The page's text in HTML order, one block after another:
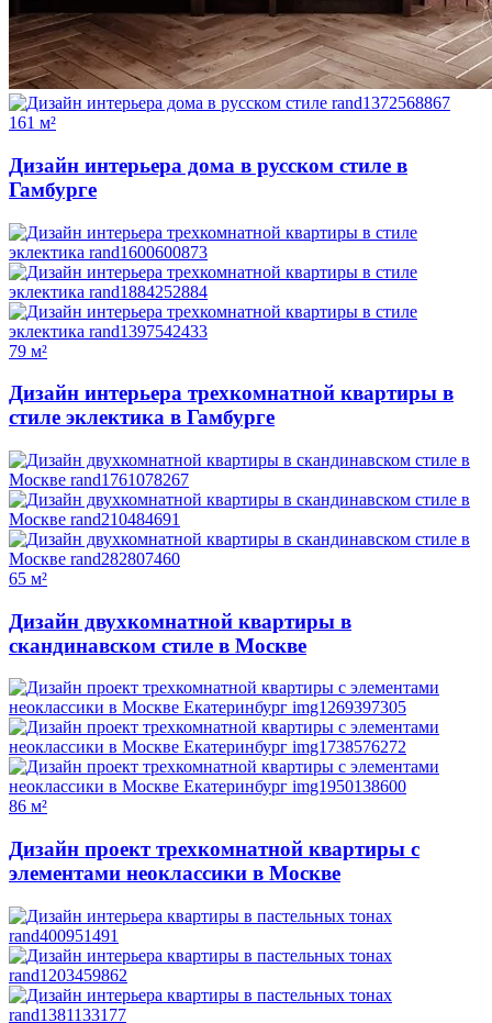
161 м²
Дизайн интерьера дома в русском стиле в
Гамбурге
79 м²
Дизайн интерьера трехкомнатной квартиры в
стиле эклектика в Гамбурге
65 м²
Дизайн двухкомнатной квартиры в
скандинавском стиле в Москве
86 м²
Дизайн проект трехкомнатной квартиры с
элементами неоклассики в Москве